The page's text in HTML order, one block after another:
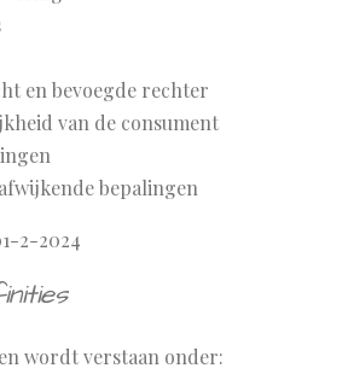
en bevoegde rechter
van de consument
bepalingen
2-2024
wordt verstaan onder: